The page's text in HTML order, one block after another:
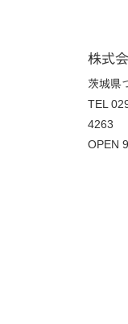
株式
茨城県
TEL
4263
OPEN